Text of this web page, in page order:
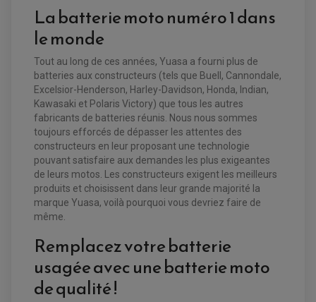
SILENCIEUX / ÉCHAPPEMENT MOTO
ACCESSOIRE ÉCHAPPEMENT
ÉLECTRICITÉ
ACCESSOIRES ELECTRIQUE
BATTERIE
CHARGEUR BATTERIE
CLIGNOTANT MOTO
CLIGNOTANT TYPE ORIGINE
DÉMARREUR
ECLAIRAGE MOTO
FEUX ADDITIONNELS
KIT RECONDITIONNEMENT DEMARREUR
POMPE A ESSENCE
REDRESSEUR / REGULATEUR
STATOR
ATELIER, PADDOCK, STAND
ANTIPARASITE NGK
FILTRE A AIR
FILTRE A HUILE
FILTRE ET ACCESSOIRE ESSENCE
ÉCHAPEMENT SCOOTER
ÉCHAPPEMENT SCOOTER
ELECTRICITÉ
CLIGNOTANT TYPE ORIGINE
BATTERIE SCOOTER
CHARGEUR DE BATTERIE
REDRESSEUR / RÉGULATEUR
ECLAIRAGE SCOOTER
POMPE A ESSENCE
FREINAGE
DISQUE DE FREIN AVANT
ACCESSOIRE + VISSERIE FREINAGE
DISQUE DE FREIN ARRIERE
PLAQUETTE DE FREIN AVANT
PLAQUETTE DE FREIN ARRIERE
MAÎTRE CYLINDRE
FILTRE A AIR QUAD
GUIDE CHAÎNE
PATIN DE BRAS OSCILLANT
ROULETTE DE CHAÎNE
EMBRAYAGE OFF ROAD
PIÈCE MOTEUR
POMPE À EAU BOYESEN
KIT RÉPARATION CARBU
KIT RÉPARATION POMPE A EAU
PIPE D'ADMISSION
RADIATEUR
DURITE RADIATEUR
La batterie moto numéro 1 dans
le monde
Tout au long de ces années, Yuasa a fourni plus de
batteries aux constructeurs (tels que Buell, Cannondale,
Excelsior-Henderson, Harley-Davidson, Honda, Indian,
Kawasaki et Polaris Victory) que tous les autres
fabricants de batteries réunis. Nous nous sommes
toujours efforcés de dépasser les attentes des
constructeurs en leur proposant une technologie
pouvant satisfaire aux demandes les plus exigeantes
de leurs motos. Les constructeurs exigent les meilleurs
produits et choisissent dans leur grande majorité la
marque Yuasa, voilà pourquoi vous devriez faire de
même.
Remplacez votre batterie
usagée avec une batterie moto
de qualité !